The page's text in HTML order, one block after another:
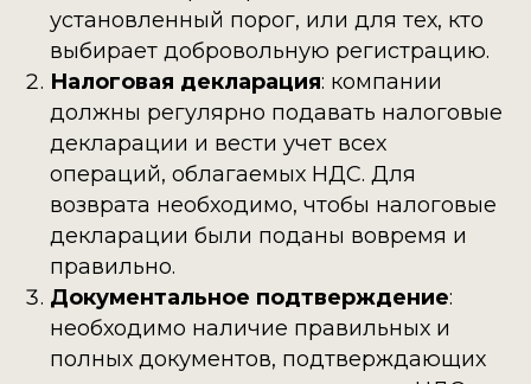
установленный порог, или для тех, кто
выбирает добровольную регистрацию.
Налоговая декларация: компании
должны регулярно подавать налоговые
декларации и вести учет всех
операций, облагаемых НДС. Для
возврата необходимо, чтобы налоговые
декларации были поданы вовремя и
правильно.
Документальное подтверждение:
необходимо наличие правильных и
полных документов, подтверждающих